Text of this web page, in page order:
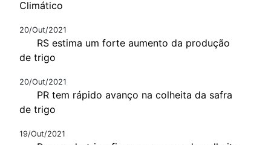
Climático
20/Out/2021
RS estima um forte aumento da produção
de trigo
20/Out/2021
PR tem rápido avanço na colheita da safra
de trigo
19/Out/2021